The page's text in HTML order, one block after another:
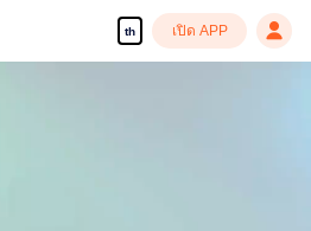
th เปิด APP